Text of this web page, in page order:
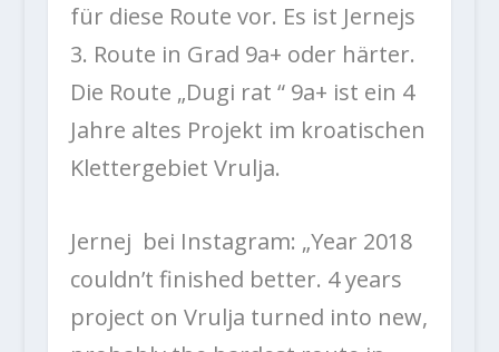
für diese Route vor. Es ist Jernejs
3. Route in Grad 9a+ oder härter.
Die Route „Dugi rat “ 9a+ ist ein 4
Jahre altes Projekt im kroatischen
Klettergebiet Vrulja.
Jernej bei Instagram: „Year 2018
couldn’t finished better. 4 years
project on Vrulja turned into new,